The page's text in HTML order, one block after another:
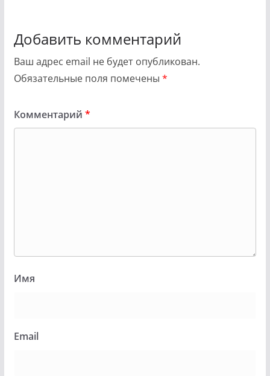
Добавить комментарий
Ваш адрес email не будет опубликован.
Обязательные поля помечены *
Комментарий *
Имя
Email